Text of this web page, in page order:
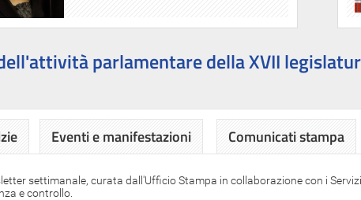
parlamentare della XVII
Eventi e manifestazioni Comunicati stampa
settimanale, curata dall'Ufficio Stampa in collaborazione con i
e controllo.